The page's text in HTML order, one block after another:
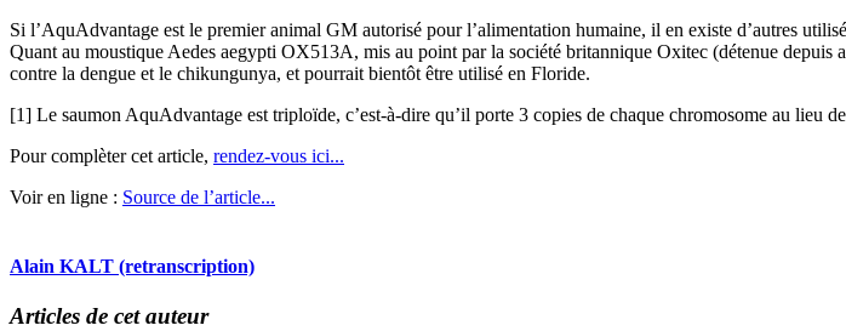
Si l’AquAdvantage est le premier animal GM autorisé pour l’alimentation humaine, il en existe d’autres
Quant au moustique Aedes aegypti OX513A, mis au point par la société britannique Oxitec (détenue
contre la dengue et le chikungunya, et pourrait bientôt être utilisé en Floride.
[1] Le saumon AquAdvantage est triploïde, c’est-à-dire qu’il porte 3 copies de chaque chromosome au lieu
Pour complèter cet article, rendez-vous ici...
Voir en ligne : Source de l’article...
Alain KALT (retranscription)
Articles de cet auteur